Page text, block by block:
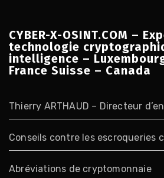
CYBER-X-OSINT.COM –
technologie
intelligence –
France Suisse – Canada
Thierry ARTHAUD – Directeur
Conseils contre les escroqueries
Abréviations de cryptomonnaie